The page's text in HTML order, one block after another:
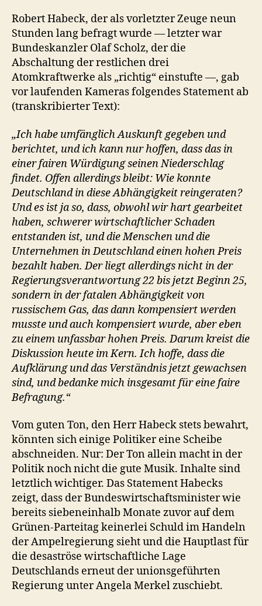
Robert Habeck, der als vorletzter Zeuge neun
Stunden lang befragt wurde — letzter war
Bundeskanzler Olaf Scholz, der die
Abschaltung der restlichen drei
Atomkraftwerke als „richtig“ einstufte —, gab
vor laufenden Kameras folgendes Statement ab
(transkribierter Text):
„Ich habe umfänglich Auskunft gegeben und
berichtet, und ich kann nur hoffen, dass das in
einer fairen Würdigung seinen Niederschlag
findet. Offen allerdings bleibt: Wie konnte
Deutschland in diese Abhängigkeit reingeraten?
Und es ist ja so, dass, obwohl wir hart gearbeitet
haben, schwerer wirtschaftlicher Schaden
entstanden ist, und die Menschen und die
Unternehmen in Deutschland einen hohen Preis
bezahlt haben. Der liegt allerdings nicht in der
Regierungsverantwortung 22 bis jetzt Beginn 25,
sondern in der fatalen Abhängigkeit von
russischem Gas, das dann kompensiert werden
musste und auch kompensiert wurde, aber eben
zu einem unfassbar hohen Preis. Darum kreist die
Diskussion heute im Kern. Ich hoffe, dass die
Aufklärung und das Verständnis jetzt gewachsen
sind, und bedanke mich insgesamt für eine faire
Befragung.“
Vom guten Ton, den Herr Habeck stets bewahrt,
könnten sich einige Politiker eine Scheibe
abschneiden. Nur: Der Ton allein macht in der
Politik noch nicht die gute Musik. Inhalte sind
letztlich wichtiger. Das Statement Habecks
zeigt, dass der Bundeswirtschaftsminister wie
bereits siebeneinhalb Monate zuvor auf dem
Grünen-Parteitag keinerlei Schuld im Handeln
der Ampelregierung sieht und die Hauptlast für
die desaströse wirtschaftliche Lage
Deutschlands erneut der unionsgeführten
Regierung unter Angela Merkel zuschiebt.